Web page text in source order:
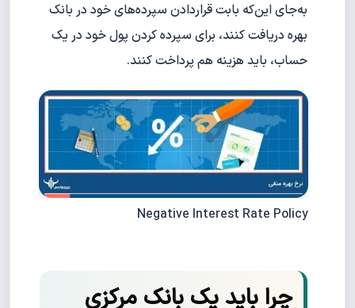
به‌‌جای این‌که بابت قراردادن سپرده‌های خود در بانک
بهره دریافت کنند، برای سپرده کردن پول خود در یک
حساب، باید هزینه هم پرداخت کنند.
Negative Interest Rate Policy
چرا باید یک بانک مرکزی